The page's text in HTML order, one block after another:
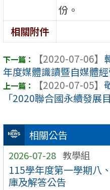
相關公告
2026-07-28 教學組
115學年度第一學期八
庫及解答公告
份。
相關附件
【2020-07-06】
年度媒體識讀暨自媒體
【2020-07-05】
「2020聯合國永續發展